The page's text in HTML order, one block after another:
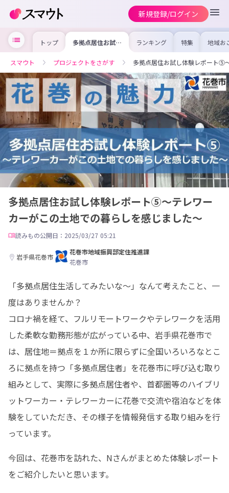
新規登録/ログイン
トップ 多拠点居住お試し
体験レポート⑤～
の土地での暮らし
を感じました～
ランキング 特集 地域お
の求
を集め
事内容
を比
合った
けよう
スマウト プロジェクトをさがす 多拠点居住お試し体験レポート⑤
多拠点居住お試し体験レポート⑤～テレワー
カーがこの土地での暮らしを感じました～
読みもの公開日：2025/03/27 05:21
岩手県花巻市
花巻市地域振興部定住推進課
花巻市
「多拠点居住生活してみたいな～」なんて考えたこと、一
度はありませんか？
コロナ禍を経て、フルリモートワークやテレワークを活用
した柔軟な勤務形態が広がっている中、岩手県花巻市で
は、居住地＝拠点を１か所に限らずに全国いろいろなとこ
ろに拠点を持つ「多拠点居住者」を花巻市に呼び込む取り
組みとして、実際に多拠点居住者や、首都圏等のハイブリ
ットワーカー・テレワーカーに花巻で交流や宿泊などを体
験をしていただき、その様子を情報発信する取り組みを行
っています。
今回は、花巻市を訪れた、Nさんがまとめた体験レポート
をご紹介したいと思います。